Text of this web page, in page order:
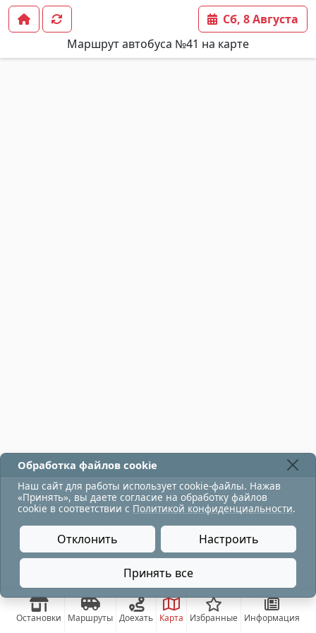
Остановки Маршруты Доехать Карта Избранные Информация
Маршрут автобуса №41 на карте
Сб, 8 Августа
Обработка файлов cookie
Наш сайт для работы использует cookie-файлы. Нажав
«Принять», вы даете согласие на обработку файлов
cookie в соответствии с Политикой конфиденциальности.
Отклонить Настроить
Принять все